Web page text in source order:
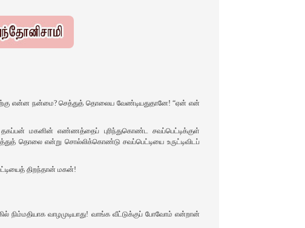
என்ன நன்மை? செத்துத் தொலைய வேண்டியதுதானே! “ஏன் என்
மகனின் எண்ணத்தைப் புரிந்துகொண்ட சவப்பெட்டிக்குள்
தொலை என்று சொல்லிக்கொண்டு சவப்பெட்டியை உருட்டிவிடப்
திறந்தான் மகன்‌!
நிம்மதியாக வாழமுடியாது! வாங்க வீட்டுக்குப் போவோம் என்றான்